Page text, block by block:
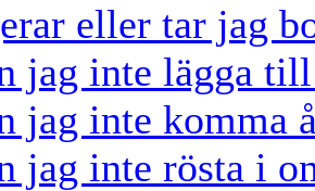
eller tar jag
jag inte lägga
jag inte komma
jag inte rösta i